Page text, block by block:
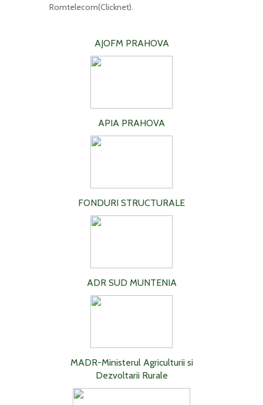
Romtelecom(Clicknet).
AJOFM PRAHOVA
APIA PRAHOVA
FONDURI STRUCTURALE
ADR SUD MUNTENIA
MADR-Ministerul Agriculturii si
Dezvoltarii Rurale